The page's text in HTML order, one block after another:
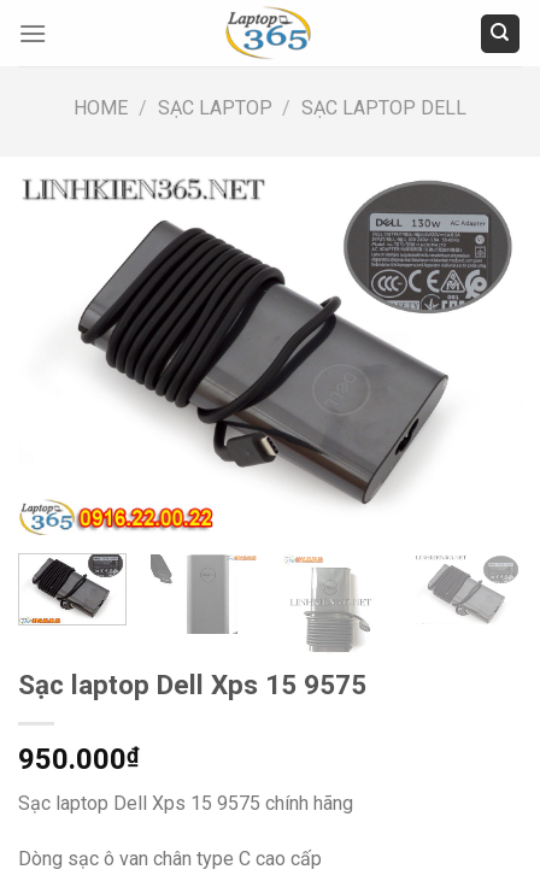
HOME / SẠC LAPTOP / SẠC LAPTOP DELL
Sạc laptop Dell Xps 15 9575
950.000₫
Sạc laptop Dell Xps 15 9575 chính hãng
Dòng sạc ô van chân type C cao cấp